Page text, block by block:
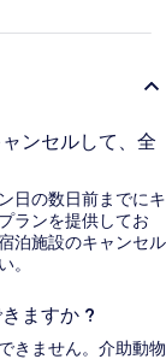
ンセルして、全
日の数日前までにキ
ランを提供してお
泊施設のキャンセル
。
ますか ?
きません。介助動物